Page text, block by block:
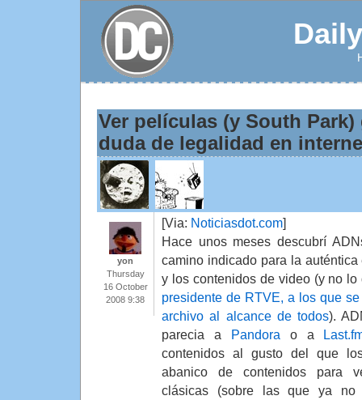
Ver películas (y South
duda de legalidad en
yon
Thursday
16 October
2008 9:38
[Via: Noticiasdot.com]
Hace unos meses descubrí
camino indicado para la
y los contenidos de video (y no
presidente de RTVE, a los que
archivo al alcance de todos).
parecia a Pandora o a
contenidos al gusto del que
abanico de contenidos para
clásicas (sobre las que ya no